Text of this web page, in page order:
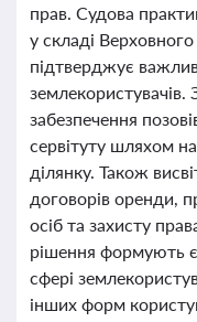
прав. Судова
у складі
підтверджує
забезпечення
сервітуту шляхом
ділянку. Також
договорів оренди,
осіб та захисту
рішення формують
сфері
інших форм